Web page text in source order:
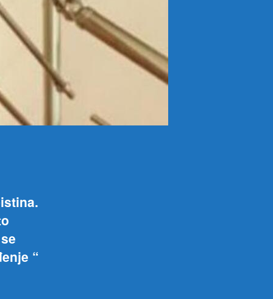
“